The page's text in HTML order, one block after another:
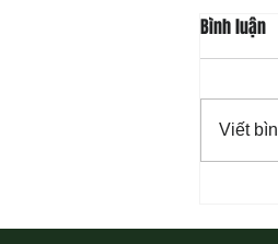
Bình luận
Viết